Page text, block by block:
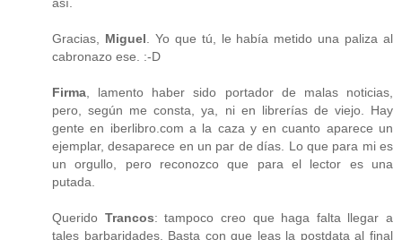
Gracias, Miguel . Yo que tú, le había metido una paliza al
cabronazo ese. :-D
Firma , lamento haber sido portador de malas noticias,
pero, según me consta, ya, ni en librerías de viejo. Hay
gente en iberlibro.com a la caza y en cuanto aparece un
ejemplar, desaparece en un par de días. Lo que para mi es
un orgullo, pero reconozco que para el lector es una
putada.
Querido Trancos: tampoco creo que haga falta llegar a
tales barbaridades. Basta con que leas la postdata al final